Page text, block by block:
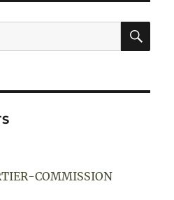
COMMISSION